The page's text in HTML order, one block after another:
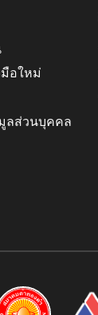
อใหม่
ลส่วนบุคคล